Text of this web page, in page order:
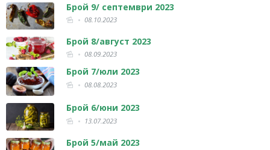
Брой 9/ септември 2023
08.10.2023
Брой 8/август 2023
08.09.2023
Брой 7/юли 2023
08.08.2023
Брой 6/юни 2023
13.07.2023
Брой 5/май 2023